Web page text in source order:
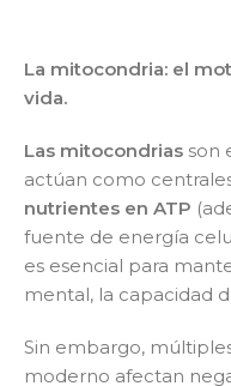
La mitocondria: el
vida.
Las mitocondrias son
actúan como
nutrientes en ATP
fuente de energía
es esencial para
mental, la capacidad
Sin embargo,
moderno afectan